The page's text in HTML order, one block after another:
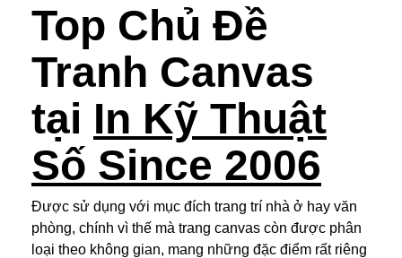
Top Chủ Đề
Tranh Canvas
tại In Kỹ Thuật
Số Since 2006
Được sử dụng với mục đích trang trí nhà ở hay văn
phòng, chính vì thế mà trang canvas còn được phân
loại theo không gian, mang những đặc điểm rất riêng